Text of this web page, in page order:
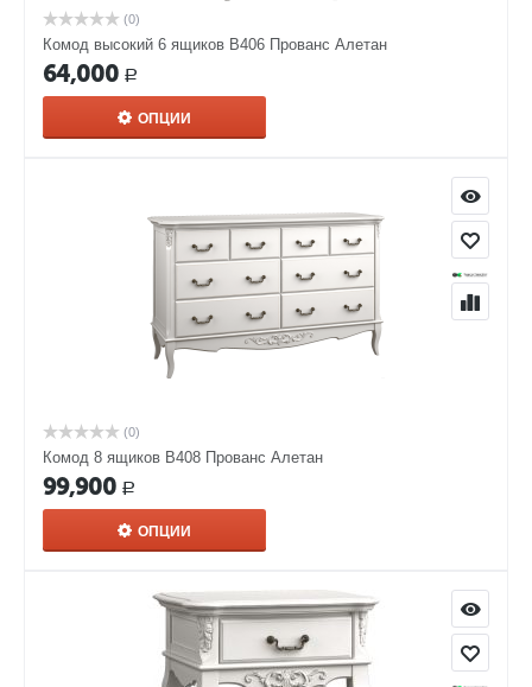
(0)
Комод высокий 6 ящиков В406 Прованс Алетан
64,000 Р
ОПЦИИ
(0)
Комод 8 ящиков В408 Прованс Алетан
99,900 Р
ОПЦИИ